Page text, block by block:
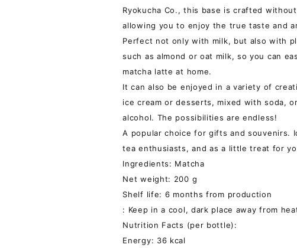
Ryokucha Co., this base is crafted
allowing you to enjoy the true taste and
Perfect not only with milk, but also with
such as almond or oat milk, so you can
matcha latte at home.
It can also be enjoyed in a variety of
ice cream or desserts, mixed with soda,
alcohol. The possibilities are endless!
A popular choice for gifts and souvenirs.
tea enthusiasts, and as a little treat for
Ingredients: Matcha
Net weight: 200 g
Shelf life: 6 months from production
: Keep in a cool, dark place away from
Nutrition Facts (per bottle):
Energy: 36 kcal